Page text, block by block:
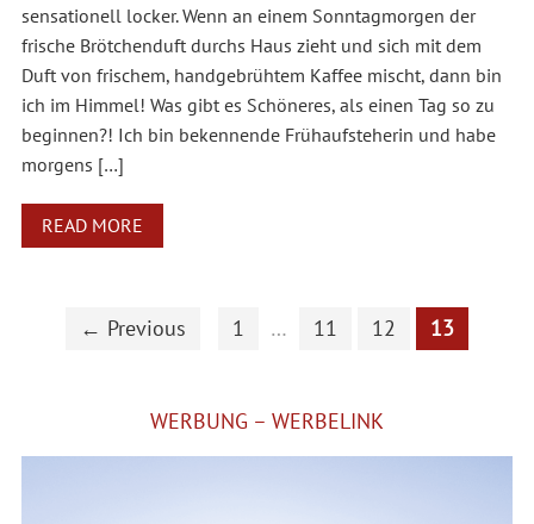
sensationell locker. Wenn an einem Sonntagmorgen der
frische Brötchenduft durchs Haus zieht und sich mit dem
Duft von frischem, handgebrühtem Kaffee mischt, dann bin
ich im Himmel! Was gibt es Schöneres, als einen Tag so zu
beginnen?! Ich bin bekennende Frühaufsteherin und habe
morgens […]
READ MORE
← Previous 1 … 11 12 13
WERBUNG – WERBELINK